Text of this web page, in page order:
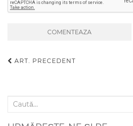
ART. PRECEDENT
Search for: